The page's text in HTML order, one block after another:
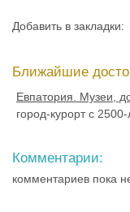
Добавить в закладки:
Ближайшие
Евпатория. Музеи,
город-курорт с
Комментарии:
комментариев пока